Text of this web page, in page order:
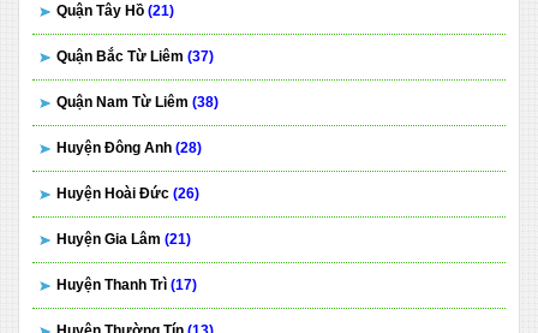
Quận Tây Hồ (21)
Quận Bắc Từ Liêm (37)
Quận Nam Từ Liêm (38)
Huyện Đông Anh (28)
Huyện Hoài Đức (26)
Huyện Gia Lâm (21)
Huyện Thanh Trì (17)